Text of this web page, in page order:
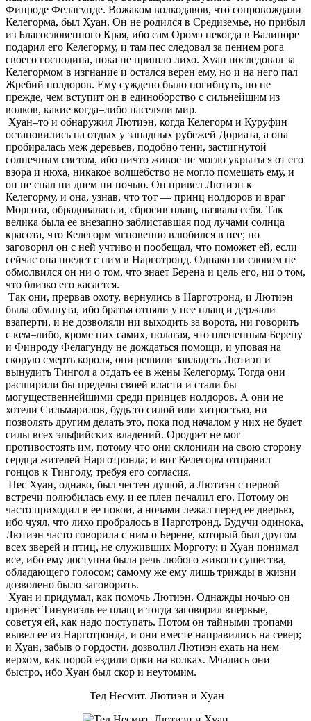
Финроде Фелагунде. Вожаком волкодавов, что сопровождали
Келегорма, был Хуан. Он не родился в Средиземье, но прибыл
из Благословенного Края, ибо сам Оромэ некогда в Валиноре
подарил его Келегорму, и там пес следовал за пением рога
своего господина, пока не пришло лихо. Хуан последовал за
Келегормом в изгнание и остался верен ему, но и на него пал
Жребий нолдоров. Ему суждено было погибнуть, но не
прежде, чем вступит он в единоборство с сильнейшим из
волков, какие когда–либо населяли мир.
Хуан–то и обнаружил Лютиэн, когда Келегорм и Куруфин
остановились на отдых у западных рубежей Дориата, а она
пробиралась меж деревьев, подобно тени, застигнутой
солнечным светом, ибо ничто живое не могло укрыться от его
взора и нюха, никакое волшебство не могло помешать ему, и
он не спал ни днем ни ночью. Он привел Лютиэн к
Келегорму, и она, узнав, что тот — принц нолдоров и враг
Моргота, обрадовалась и, сбросив плащ, назвала себя. Так
велика была ее внезапно заблиставшая под лучами солнца
красота, что Келегорм мгновенно влюбился в нее; но
заговорил он с ней учтиво и пообещал, что поможет ей, если
сейчас она поедет с ним в Нарготронд. Однако ни словом не
обмолвился он ни о том, что знает Берена и цель его, ни о том,
что близко его касается.
Так они, прервав охоту, вернулись в Нарготронд, и Лютиэн
была обманута, ибо братья отняли у нее плащ и держали
взаперти, и не дозволяли ни выходить за ворота, ни говорить
с кем–либо, кроме них самих, полагая, что плененным Берену
и Финроду Фелагунду не дождаться помощи, и уповая на
скорую смерть короля, они решили завладеть Лютиэн и
вынудить Тингол а отдать ее в жены Келегорму. Тогда они
расширили бы пределы своей власти и стали бы
могущественнейшими среди принцев нолдоров. А они не
хотели Сильмарилов, будь то силой или хитростью, ни
позволять другим делать это, пока под началом у них не будет
силы всех эльфийских владений. Ородрет не мог
противостоять им, потому что они склонили на свою сторону
сердца жителей Нарготронда; и вот Келегорм отправил
гонцов к Тинголу, требуя его согласия.
Пес Хуан, однако, был честен душой, а Лютиэн с первой
встречи полюбилась ему, и ее плен печалил его. Потому он
часто приходил в ее покои, а ночами лежал перед ее дверью,
ибо чуял, что лихо пробралось в Нарготронд. Будучи одинока,
Лютиэн часто говорила с ним о Берене, который был другом
всех зверей и птиц, не служивших Морготу; и Хуан понимал
все, ибо ему доступна была речь любого живого существа,
обладающего голосом; самому же ему лишь трижды в жизни
дозволено было заговорить.
Хуан и придумал, как помочь Лютиэн. Однажды ночью он
принес Тинувиэль ее плащ и тогда заговорил впервые,
советуя ей, как надо поступать. Потом он тайными тропами
вывел ее из Нарготронда, и они вместе направились на север;
и Хуан, забыв о гордости, дозволил Лютиэн ехать на нем
верхом, как порой ездили орки на волках. Мчались они
быстро, ибо Хуан был скор и неутомим.
Тед Несмит. Лютиэн и Хуан